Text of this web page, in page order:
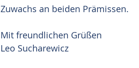
Zuwachs an beiden Prämissen.
Mit freundlichen Grüßen
Leo Sucharewicz